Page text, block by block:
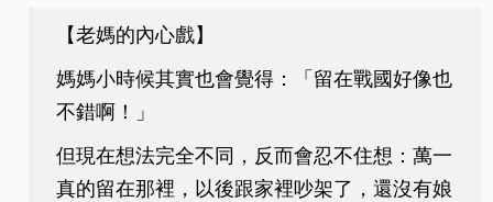
【老媽的內心戲】
媽媽小時候其實也會覺得：「留在戰國好像也
不錯啊！」
但現在想法完全不同，反而會忍不住想：萬一
真的留在那裡，以後跟家裡吵架了，還沒有娘